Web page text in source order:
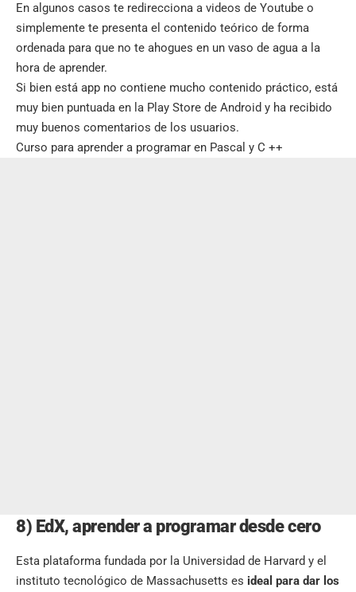
En algunos casos te redirecciona a videos de Youtube o
simplemente te presenta el contenido teórico de forma
ordenada para que no te ahogues en un vaso de agua a la
hora de aprender.
Si bien está app no contiene mucho contenido práctico, está
muy bien puntuada en la Play Store de Android y ha recibido
muy buenos comentarios de los usuarios.
Curso para aprender a programar en Pascal y C ++
8) EdX, aprender a programar desde cero
Esta plataforma fundada por la Universidad de Harvard y el
instituto tecnológico de Massachusetts es ideal para dar los